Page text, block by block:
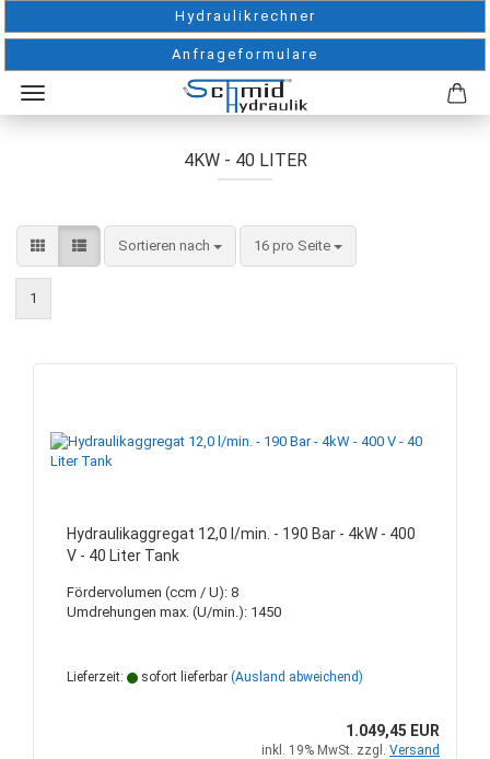
Hydraulikrechner
Anfrageformulare
4KW - 40 LITER
Sortieren nach
Sortieren nach 16 pro Seite
pro Seite
1
Hydraulikaggregat 12,0 l/min. - 190 Bar - 4kW - 400
V - 40 Liter Tank
Fördervolumen (ccm / U): 8
Umdrehungen max. (U/min.): 1450
Lieferzeit: sofort lieferbar (Ausland abweichend)
1.049,45 EUR
inkl. 19% MwSt. zzgl. Versand